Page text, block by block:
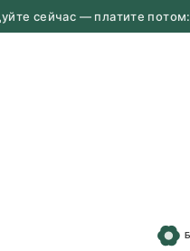
сейчас — платите потом: